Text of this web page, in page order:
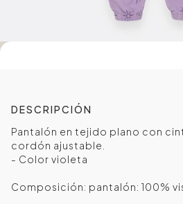
DESCRIPCIÓN
Pantalón en tejido plano con
cordón ajustable.
- Color violeta
Composición: pantalón: 100%